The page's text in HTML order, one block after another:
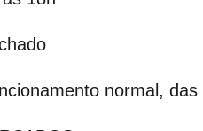
normal, das